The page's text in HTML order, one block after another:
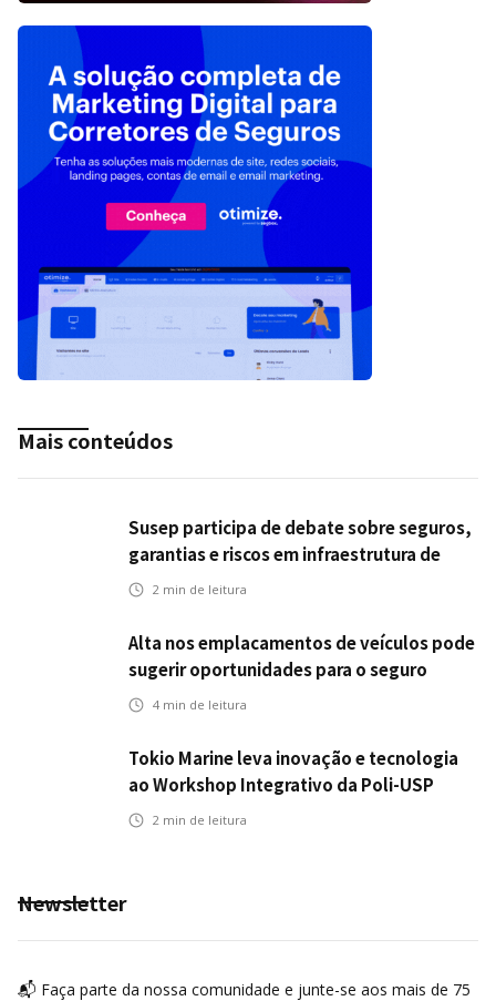
Mais conteúdos
Susep participa de debate sobre seguros,
garantias e riscos em infraestrutura de
transportes
2 min de leitura
Alta nos emplacamentos de veículos pode
sugerir oportunidades para o seguro
automotivo
4 min de leitura
Tokio Marine leva inovação e tecnologia
ao Workshop Integrativo da Poli-USP
2 min de leitura
Newsletter
📬 Faça parte da nossa comunidade e junte-se aos mais de 75